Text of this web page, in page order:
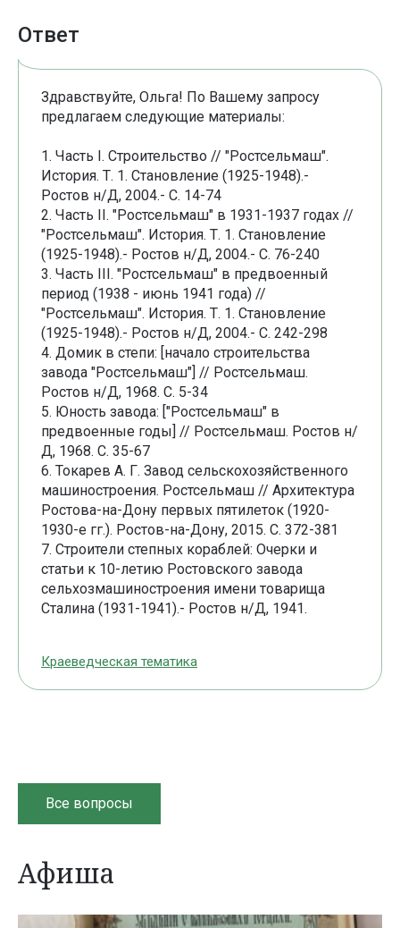
Ответ
Здравствуйте, Ольга! По Вашему запросу
предлагаем следующие материалы:
1. Часть I. Строительство // "Ростсельмаш".
История. Т. 1. Становление (1925-1948).-
Ростов н/Д, 2004.- С. 14-74
2. Часть II. "Ростсельмаш" в 1931-1937 годах //
"Ростсельмаш". История. Т. 1. Становление
(1925-1948).- Ростов н/Д, 2004.- С. 76-240
3. Часть III. "Ростсельмаш" в предвоенный
период (1938 - июнь 1941 года) //
"Ростсельмаш". История. Т. 1. Становление
(1925-1948).- Ростов н/Д, 2004.- С. 242-298
4. Домик в степи: [начало строительства
завода "Ростсельмаш"] // Ростсельмаш.
Ростов н/Д, 1968. С. 5-34
5. Юность завода: ["Ростсельмаш" в
предвоенные годы] // Ростсельмаш. Ростов н/
Д, 1968. С. 35-67
6. Токарев А. Г. Завод сельскохозяйственного
машиностроения. Ростсельмаш // Архитектура
Ростова-на-Дону первых пятилеток (1920-
1930-е гг.). Ростов-на-Дону, 2015. С. 372-381
7. Строители степных кораблей: Очерки и
статьи к 10-летию Ростовского завода
сельхозмашиностроения имени товарища
Сталина (1931-1941).- Ростов н/Д, 1941.
Краеведческая тематика
Все вопросы
Афиша